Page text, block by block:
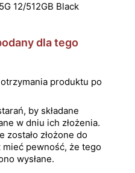
12/512GB Black
dla tego
produktu po
by składane
w dniu ich złożenia.
złożone do
pewność, że tego
wysłane.